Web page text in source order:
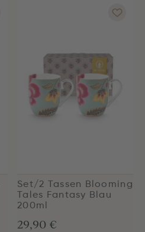
Set/2 Tassen Blooming
Tales Fantasy Blau
200ml
29,90 €